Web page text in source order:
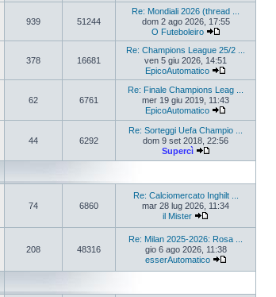
939 51244
Re: Mondiali 2026 (thread ...
dom 2 ago 2026, 17:55
O Futeboleiro
378 16681
Re: Champions League 25/2 ...
ven 5 giu 2026, 14:51
EpicoAutomatico
62 6761
Re: Finale Champions Leag ...
mer 19 giu 2019, 11:43
EpicoAutomatico
44 6292
Re: Sorteggi Uefa Champio ...
dom 9 set 2018, 22:56
Supercì
74 6860
Re: Calciomercato Inghilt ...
mar 28 lug 2026, 11:34
il Mister
208 48316
Re: Milan 2025-2026: Rosa ...
gio 6 ago 2026, 11:38
esserAutomatico